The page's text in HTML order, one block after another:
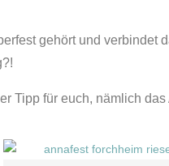
gehört und
Tipp für euch, nämlich